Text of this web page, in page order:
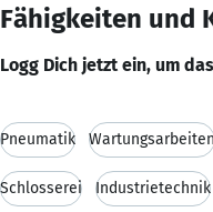
Fähigkeiten und
Logg Dich jetzt ein, um
Pneumatik
Schlosserei Industrietechnik